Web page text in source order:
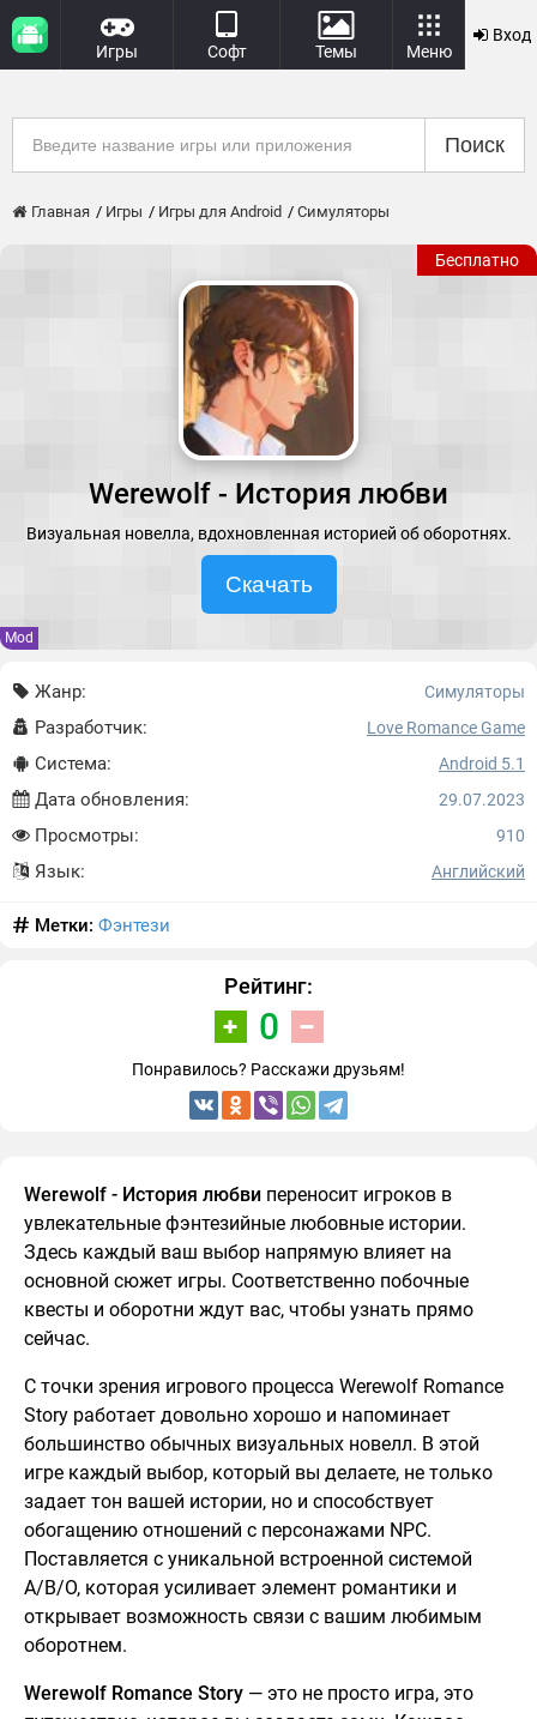
Игры Софт Темы Меню
Вход
Поиск
Главная Игры Игры для Android Симуляторы
Бесплатно
Werewolf - История любви
Визуальная новелла, вдохновленная историей об оборотнях.
Скачать
Mod
Жанр: Симуляторы
Разработчик: Love Romance Game
Система: Android 5.1
Дата обновления: 29.07.2023
Просмотры: 910
Язык: Английский
Метки: Фэнтези
Рейтинг:
0
Понравилось? Расскажи друзьям!
Werewolf - История любви переносит игроков в
увлекательные фэнтезийные любовные истории.
Здесь каждый ваш выбор напрямую влияет на
основной сюжет игры. Соответственно побочные
квесты и оборотни ждут вас, чтобы узнать прямо
сейчас.
С точки зрения игрового процесса Werewolf Romance
Story работает довольно хорошо и напоминает
большинство обычных визуальных новелл. В этой
игре каждый выбор, который вы делаете, не только
задает тон вашей истории, но и способствует
обогащению отношений с персонажами NPC.
Поставляется с уникальной встроенной системой
A/B/O, которая усиливает элемент романтики и
открывает возможность связи с вашим любимым
оборотнем.
Werewolf Romance Story — это не просто игра, это